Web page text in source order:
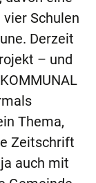
Schulen
Derzeit
– und
Thema,
Zeitschrift
auch mit